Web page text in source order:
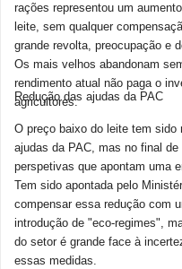
rações representou um
leite, sem qualquer
grande revolta, preocupação e
Os mais velhos abandonam
rendimento atual não paga o
agricultores.
Redução das ajudas da PAC
O preço baixo do leite tem
ajudas da PAC, mas no final
perspetivas que apontam uma
Tem sido apontada pelo
compensar essa redução com
introdução de "eco-regimes",
do setor é grande face à
essas medidas.